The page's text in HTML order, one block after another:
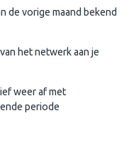
de vorige maand bekend
het netwerk aan je
weer af met
periode